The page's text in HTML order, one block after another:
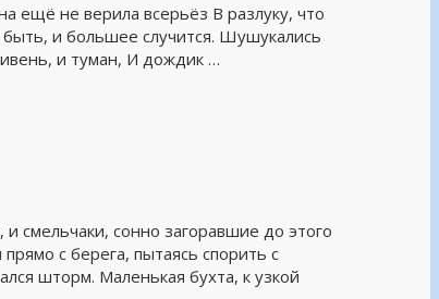
ещё не верила всерьёз В разлуку, что
и большее случится. Шушукались
и туман, И дождик …
смельчаки, сонно загоравшие до этого
с берега, пытаясь спорить с
шторм. Маленькая бухта, к узкой